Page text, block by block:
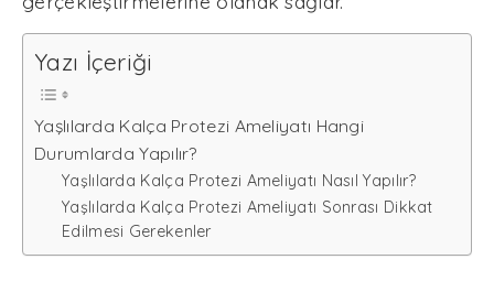
Yazı İçeriği
Yaşlılarda Kalça Protezi Ameliyatı Hangi
Durumlarda Yapılır?
Yaşlılarda Kalça Protezi Ameliyatı Nasıl Yapılır?
Yaşlılarda Kalça Protezi Ameliyatı Sonrası Dikkat
Edilmesi Gerekenler